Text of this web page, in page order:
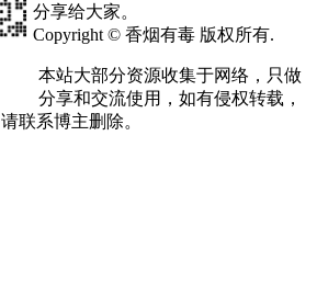
分享给大家。
Copyright © 香烟有毒 版权所有.
本站大部分资源收集于网络，只做
分享和交流使用，如有侵权转载，
请联系博主删除。